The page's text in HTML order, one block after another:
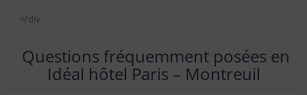
</div
Questions fréquemment posées en
Idéal hôtel Paris – Montreuil